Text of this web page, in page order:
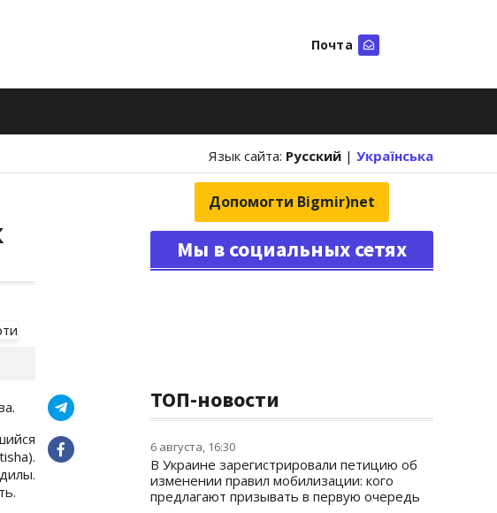
Почта
Язык сайта: Русский | Українська
Допомогти Bigmir)net
Мы в социальных сетях
ТОП-новости
6 августа, 16:30
В Украине зарегистрировали петицию об
изменении правил мобилизации: кого
предлагают призывать в первую очередь